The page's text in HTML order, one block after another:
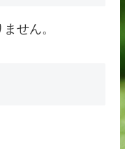
せん。